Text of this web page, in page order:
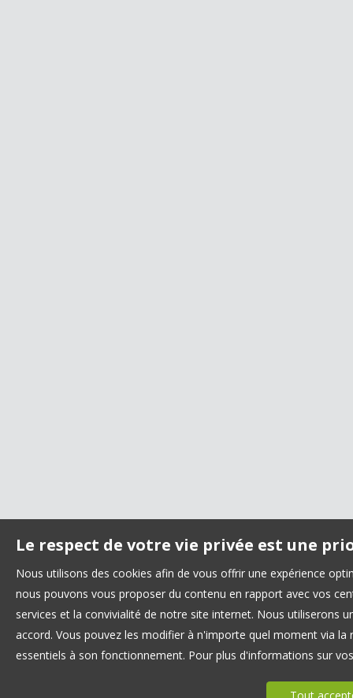
Le respect de votre vie privée est une
Nous utilisons des cookies afin de vous offrir une expérience
nous pouvons vous proposer du contenu en rapport avec vos
services et la convivialité de notre site internet. Nous utiliserons
accord. Vous pouvez les modifier à n'importe quel moment via
essentiels à son fonctionnement. Pour plus d'informations sur